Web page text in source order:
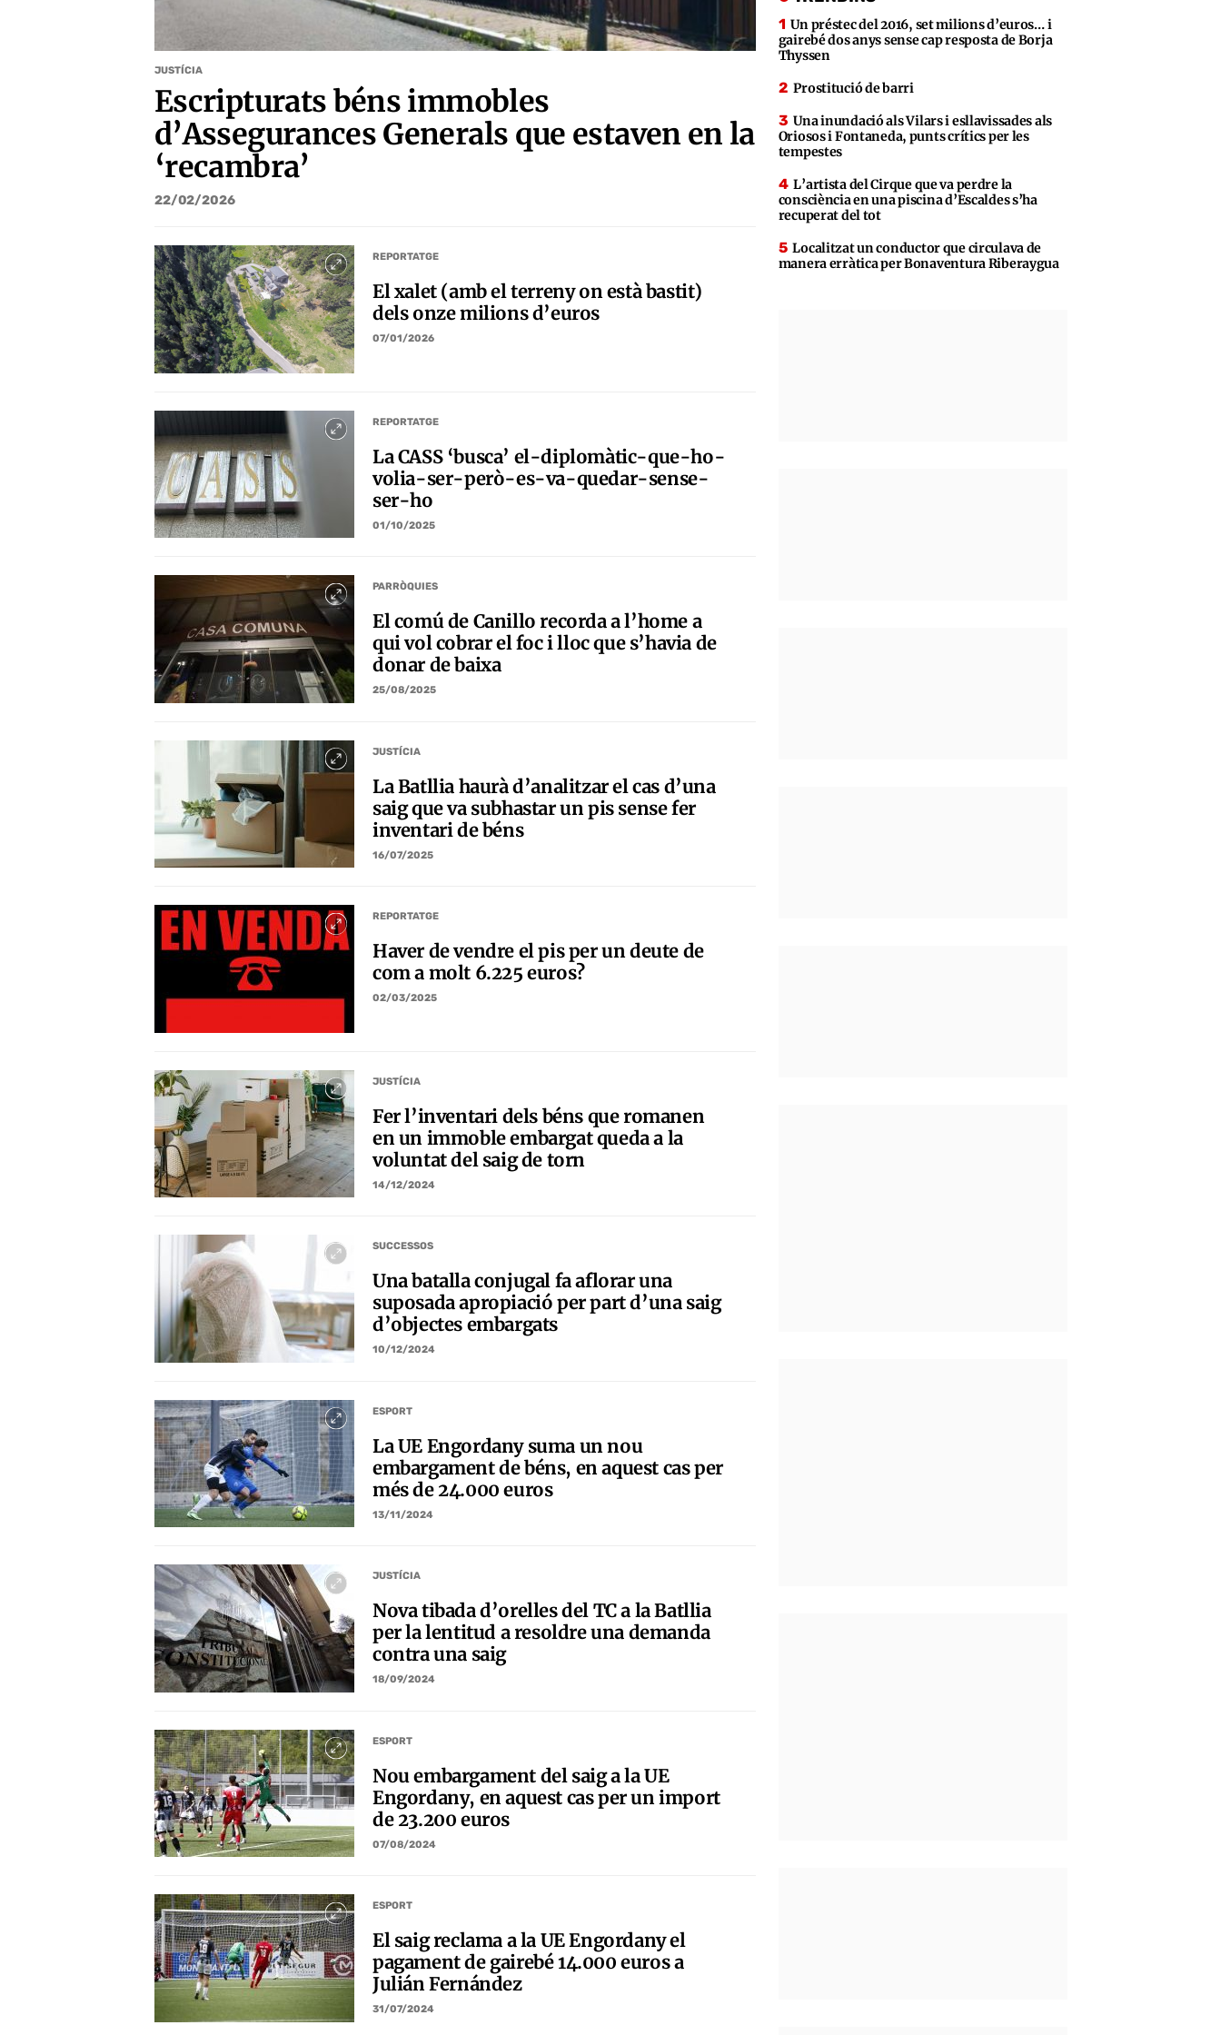
JUSTÍCIA
Escripturats béns immobles
d’Assegurances Generals que estaven en la
‘recambra’
22/02/2026
REPORTATGE
El xalet (amb el terreny on està bastit)
dels onze milions d’euros
07/01/2026
REPORTATGE
La CASS ‘busca’ el-diplomàtic-que-ho-
volia-ser-però-es-va-quedar-sense-
ser-ho
01/10/2025
PARRÒQUIES
El comú de Canillo recorda a l’home a
qui vol cobrar el foc i lloc que s’havia de
donar de baixa
25/08/2025
JUSTÍCIA
La Batllia haurà d’analitzar el cas d’una
saig que va subhastar un pis sense fer
inventari de béns
16/07/2025
REPORTATGE
Haver de vendre el pis per un deute de
com a molt 6.225 euros?
02/03/2025
JUSTÍCIA
Fer l’inventari dels béns que romanen
en un immoble embargat queda a la
voluntat del saig de torn
14/12/2024
SUCCESSOS
Una batalla conjugal fa aflorar una
suposada apropiació per part d’una saig
d’objectes embargats
10/12/2024
ESPORT
La UE Engordany suma un nou
embargament de béns, en aquest cas per
més de 24.000 euros
13/11/2024
JUSTÍCIA
Nova tibada d’orelles del TC a la Batllia
per la lentitud a resoldre una demanda
contra una saig
18/09/2024
ESPORT
Nou embargament del saig a la UE
Engordany, en aquest cas per un import
de 23.200 euros
07/08/2024
ESPORT
El saig reclama a la UE Engordany el
pagament de gairebé 14.000 euros a
Julián Fernández
31/07/2024
Un préstec del 2016, set milions d’euros… i
gairebé dos anys sense cap resposta de Borja
Thyssen
Prostitució de barri
Una inundació als Vilars i esllavissades als
Oriosos i Fontaneda, punts crítics per les
tempestes
L’artista del Cirque que va perdre la
consciència en una piscina d’Escaldes s’ha
recuperat del tot
Localitzat un conductor que circulava de
manera erràtica per Bonaventura Riberaygua